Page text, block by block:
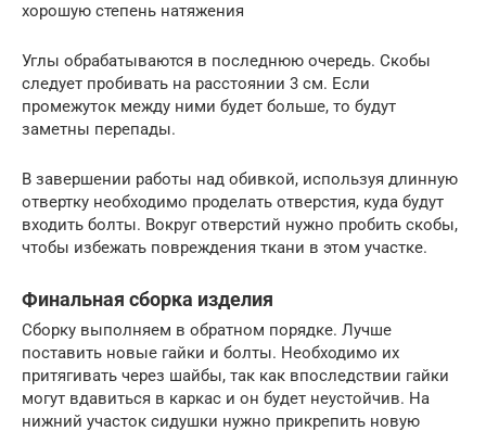
хорошую степень натяжения
Углы обрабатываются в последнюю очередь. Скобы
следует пробивать на расстоянии 3 см. Если
промежуток между ними будет больше, то будут
заметны перепады.
В завершении работы над обивкой, используя длинную
отвертку необходимо проделать отверстия, куда будут
входить болты. Вокруг отверстий нужно пробить скобы,
чтобы избежать повреждения ткани в этом участке.
Финальная сборка изделия
Сборку выполняем в обратном порядке. Лучше
поставить новые гайки и болты. Необходимо их
притягивать через шайбы, так как впоследствии гайки
могут вдавиться в каркас и он будет неустойчив. На
нижний участок сидушки нужно прикрепить новую